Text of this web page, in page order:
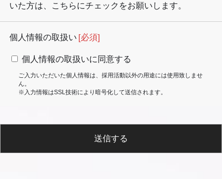
いた方は、こちらにチェックをお願いします。
個人情報の取扱い [必須]
個人情報の取扱いに同意する
ご入力いただいた個人情報は、採用活動以外の用途には使用致しませ
ん。
※入力情報はSSL技術により暗号化して送信されます。
送信する